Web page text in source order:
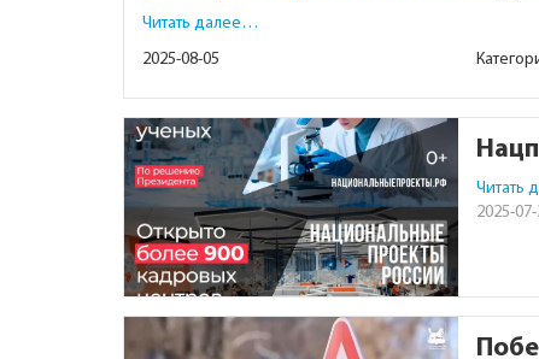
Читать далее…
2025-08-05
Читать
2025-